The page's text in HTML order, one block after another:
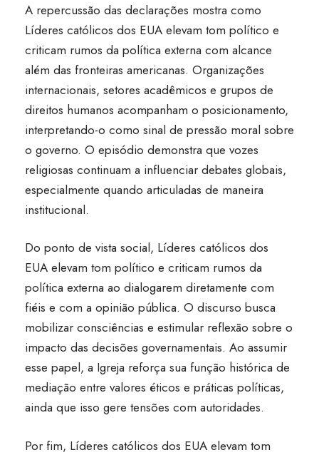
A repercussão das declarações mostra como
Líderes católicos dos EUA elevam tom político e
criticam rumos da política externa com alcance
além das fronteiras americanas. Organizações
internacionais, setores acadêmicos e grupos de
direitos humanos acompanham o posicionamento,
interpretando-o como sinal de pressão moral sobre
o governo. O episódio demonstra que vozes
religiosas continuam a influenciar debates globais,
especialmente quando articuladas de maneira
institucional.
Do ponto de vista social, Líderes católicos dos
EUA elevam tom político e criticam rumos da
política externa ao dialogarem diretamente com
fiéis e com a opinião pública. O discurso busca
mobilizar consciências e estimular reflexão sobre o
impacto das decisões governamentais. Ao assumir
esse papel, a Igreja reforça sua função histórica de
mediação entre valores éticos e práticas políticas,
ainda que isso gere tensões com autoridades.
Por fim, Líderes católicos dos EUA elevam tom